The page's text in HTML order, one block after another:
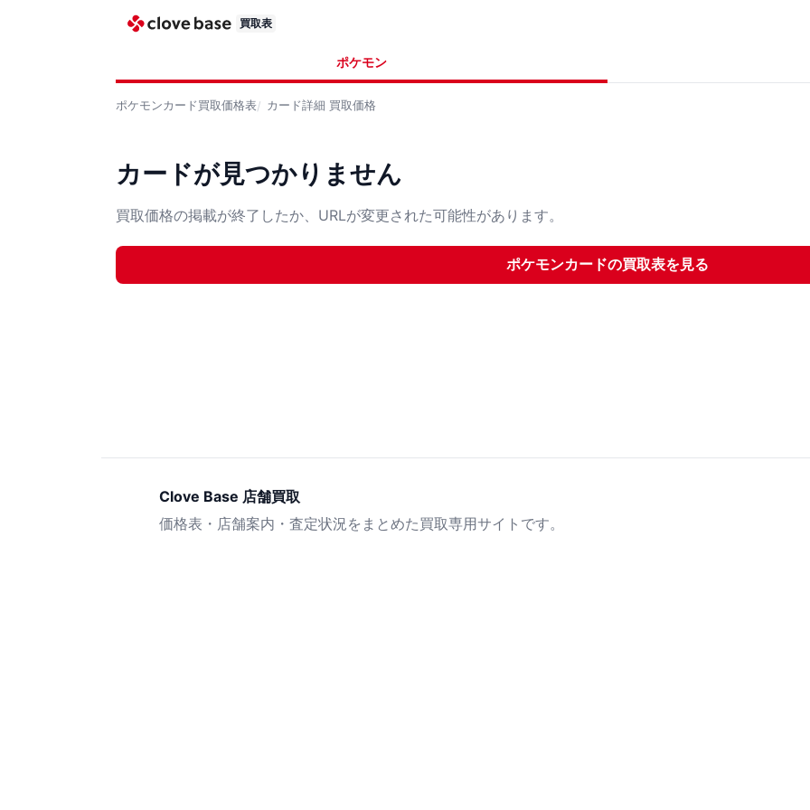
買取表
ポケモン
ポケモンカード買取価格表 カード詳細 買取価格
カードが見つかりません
買取価格の掲載が終了したか、URLが変更された可能性があります。
ポケモンカードの買取表を見る
Clove Base 店舗買取
価格表・店舗案内・査定状況をまとめた買取専用サイトです。